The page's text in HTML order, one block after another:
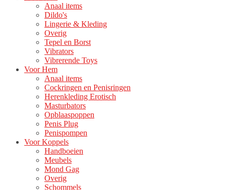
Anaal items
Dildo's
Lingerie & Kleding
Overig
Tepel en Borst
Vibrators
Vibrerende Toys
Voor Hem
Anaal items
Cockringen en Penisringen
Herenkleding Erotisch
Masturbators
Opblaaspoppen
Penis Plug
Penispompen
Voor Koppels
Handboeien
Meubels
Mond Gag
Overig
Schommels